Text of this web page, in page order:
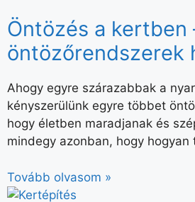
Öntözés a kertben
öntözőrendszerek
Ahogy egyre szárazabbak a
kényszerülünk egyre többet
hogy életben maradjanak és
mindegy azonban, hogy hogyan
Tovább olvasom »